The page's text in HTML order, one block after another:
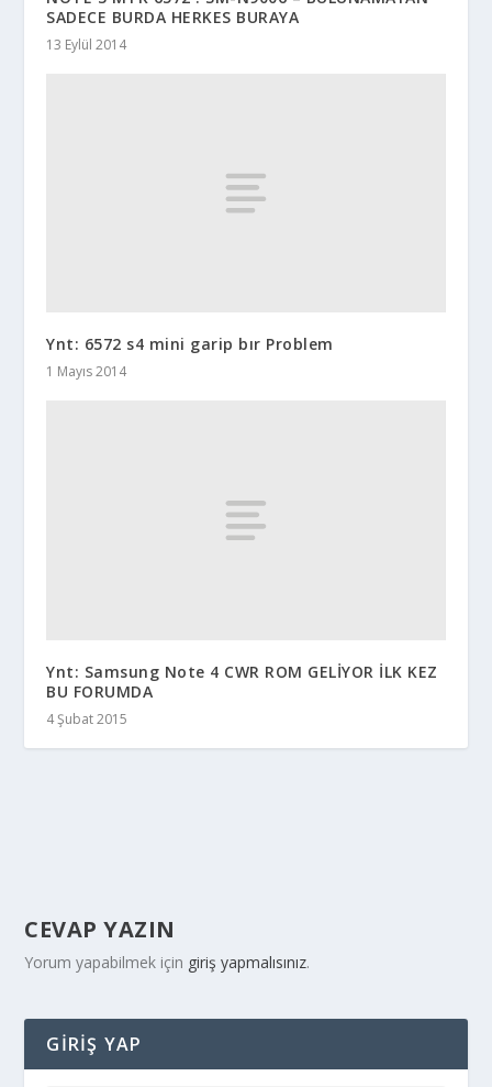
SADECE BURDA HERKES BURAYA
13 Eylül 2014
Ynt: 6572 s4 mini garip bır Problem
1 Mayıs 2014
Ynt: Samsung Note 4 CWR ROM GELİYOR İLK KEZ
BU FORUMDA
4 Şubat 2015
CEVAP YAZIN
Yorum yapabilmek için giriş yapmalısınız.
GIRIŞ YAP